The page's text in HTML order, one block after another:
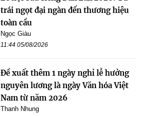
trái ngọt đại ngàn đến thương hiệu
toàn cầu
Ngọc Giàu
11:44 05/08/2026
Đề xuất thêm 1 ngày nghỉ lễ hưởng
nguyên lương là ngày Văn hóa Việt
Nam từ năm 2026
Thanh Nhung